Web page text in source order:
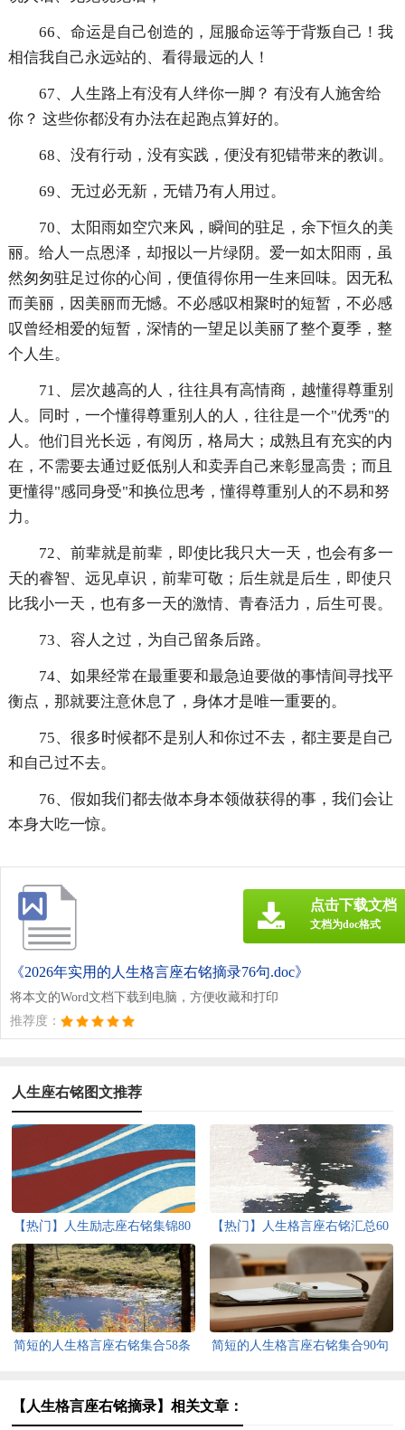
66、命运是自己创造的，屈服命运等于背叛自己！我
相信我自己永远站的、看得最远的人！
67、人生路上有没有人绊你一脚？ 有没有人施舍给
你？ 这些你都没有办法在起跑点算好的。
68、没有行动，没有实践，便没有犯错带来的教训。
69、无过必无新，无错乃有人用过。
70、太阳雨如空穴来风，瞬间的驻足，余下恒久的美
丽。给人一点恩泽，却报以一片绿阴。爱一如太阳雨，虽
然匆匆驻足过你的心间，便值得你用一生来回味。因无私
而美丽，因美丽而无憾。不必感叹相聚时的短暂，不必感
叹曾经相爱的短暂，深情的一望足以美丽了整个夏季，整
个人生。
71、层次越高的人，往往具有高情商，越懂得尊重别
人。同时，一个懂得尊重别人的人，往往是一个"优秀"的
人。他们目光长远，有阅历，格局大；成熟且有充实的内
在，不需要去通过贬低别人和卖弄自己来彰显高贵；而且
更懂得"感同身受"和换位思考，懂得尊重别人的不易和努
力。
72、前辈就是前辈，即使比我只大一天，也会有多一
天的睿智、远见卓识，前辈可敬；后生就是后生，即使只
比我小一天，也有多一天的激情、青春活力，后生可畏。
73、容人之过，为自己留条后路。
74、如果经常在最重要和最急迫要做的事情间寻找平
衡点，那就要注意休息了，身体才是唯一重要的。
75、很多时候都不是别人和你过不去，都主要是自己
和自己过不去。
76、假如我们都去做本身本领做获得的事，我们会让
本身大吃一惊。
《2026年实用的人生格言座右铭摘录76句.doc》
将本文的Word文档下载到电脑，方便收藏和打印
推荐度：
点击下载文档
文档为doc格式
人生座右铭图文推荐
【热门】人生励志座右铭集锦80
条
【热门】人生格言座右铭汇总60
条
简短的人生格言座右铭集合58条 简短的人生格言座右铭集合90句
【人生格言座右铭摘录】相关文章：